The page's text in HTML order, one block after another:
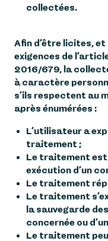
collectées.
Afin d’être licites,
exigences de
2016/679, la
à caractère
s’ils respectent au
après énumérées :
L’utilisateur a
traitement ;
Le traitement est
exécution d’un
Le traitement
Le traitement
la sauvegarde
concernée ou
Le traitement